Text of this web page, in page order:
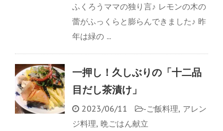
ふくろうママの独り言♪ レモンの木の
蕾がふっくらと膨らんできました♪ 昨
年は緑の ...
一押し！久しぶりの「十二品
目だし茶漬け」
2023/06/11 -ご飯料理, アレン
ジ料理, 晩ごはん献立